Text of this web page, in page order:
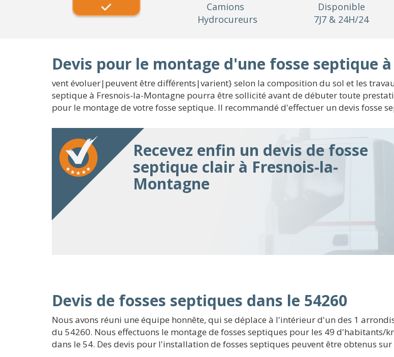
Camions
Hydrocureurs
Disponible
7J7 & 24H/24
Devis pour le montage d'une fosse septique
vent évoluer|peuvent être différents|varient} selon la composition du sol et les
septique à Fresnois-la-Montagne pourra être sollicité avant de débuter toute
pour le montage de votre fosse septique. Il recommandé d'effectuer un devis fosse
Recevez enfin un devis de fosse
septique clair à Fresnois-la-
Montagne
Devis de fosses septiques dans le 54260
Nous avons réuni une équipe honnête, qui se déplace à l'intérieur d'un des 1
du 54260. Nous effectuons le montage de fosses septiques pour les 49 d'habitants/
dans le 54. Des devis pour l'installation de fosses septiques peuvent être obtenus